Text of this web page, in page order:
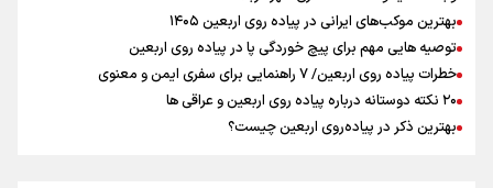
بهترین موکب‌های ایرانی در پیاده روی اربعین ۱۴۰۵
توصیه هایی مهم برای پیچ خوردگی پا در پیاده روی اربعین
خطرات پیاده روی اربعین/ ۷ راهنمایی برای سفری ایمن و معنوی
۲۰ نکته دوستانه درباره پیاده روی اربعین و عراقی ها
بهترین ذکر در پیاده‌روی اربعین چیست؟